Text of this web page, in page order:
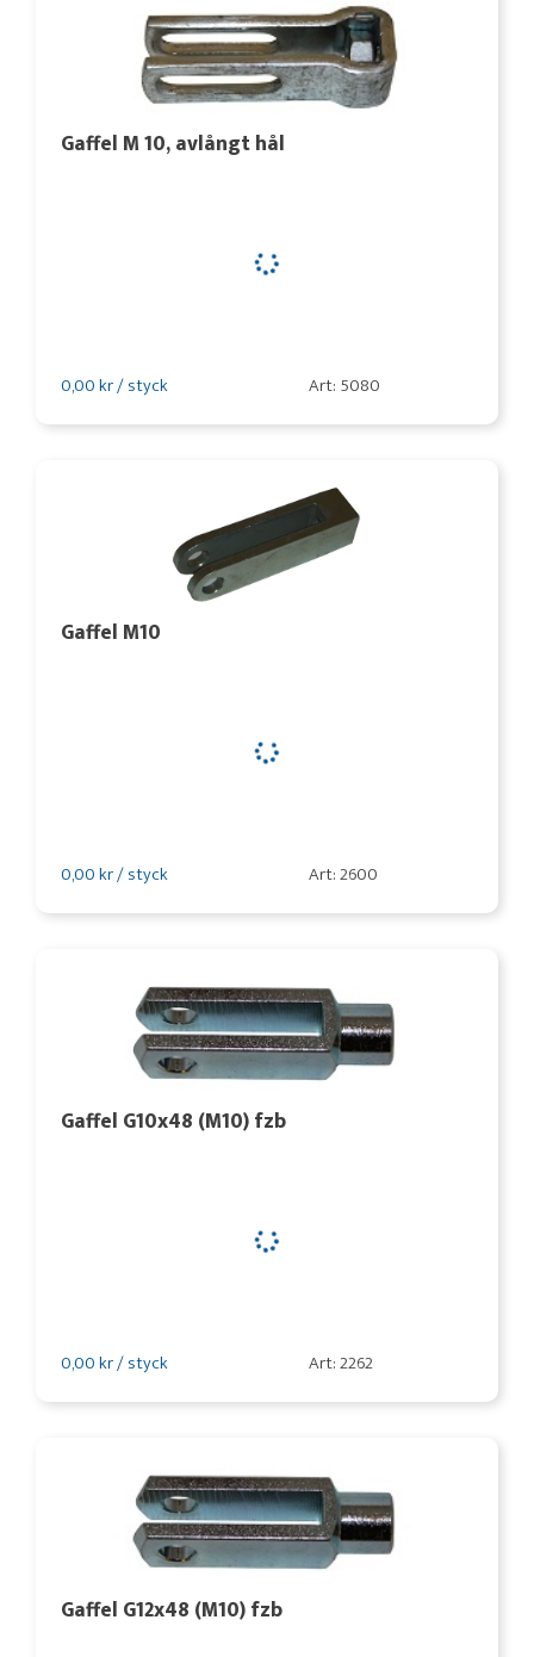
Gaffel M 10, avlångt hål
0,00 kr / styck Art: 5080
Gaffel M10
0,00 kr / styck Art: 2600
Gaffel G10x48 (M10) fzb
0,00 kr / styck Art: 2262
Gaffel G12x48 (M10) fzb